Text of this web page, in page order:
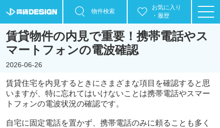
物件検索
お気に入り
・履歴
賃貸物件の内見で重要！携帯電話やス
マートフォンの電波確認
2026-06-26
賃貸住宅を内見するときにさまざまな項目を確認すると思
いますが、特に忘れてはいけないことは携帯電話やスマー
トフォンの電波状況の確認です。
自宅に固定電話を置かず、携帯電話のみに頼ることも多く